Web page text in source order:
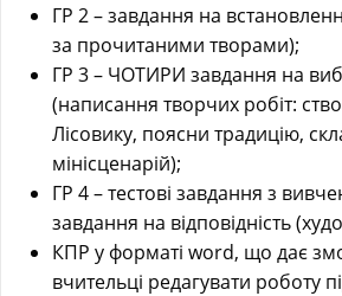
ГР 2 – завдання на
за прочитаними творами);
ГР 3 – ЧОТИРИ завдання на
(написання творчих робіт:
Лісовику, поясни традицію,
мінісценарій);
ГР 4 – тестові завдання з
завдання на відповідність
КПР у форматі word, що дає
вчительці редагувати роботу